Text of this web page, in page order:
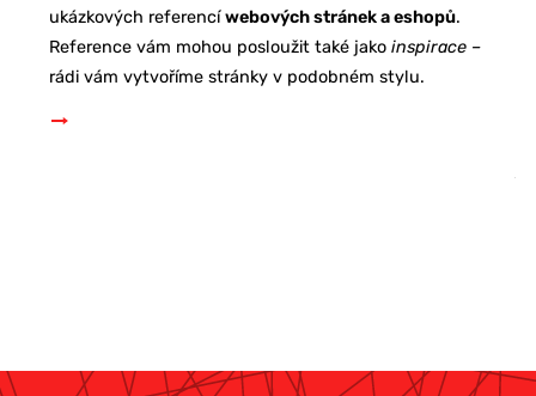
ukázkových referencíwebových stránek a eshopů.
Reference vám mohou posloužit také jako inspirace –
rádi vám vytvoříme stránky v podobném stylu.